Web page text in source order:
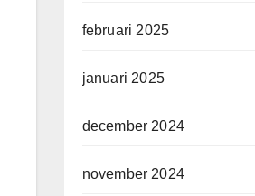
februari 2025
januari 2025
december 2024
november 2024